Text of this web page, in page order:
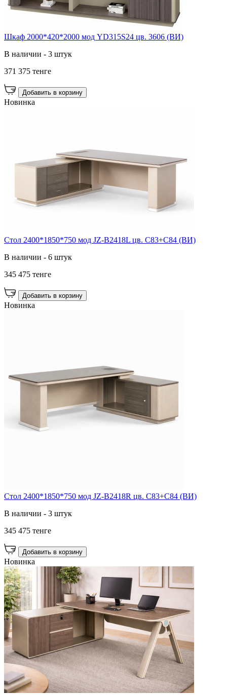
Шкаф 2000*420*2000 мод YD315S24 цв. 3606 (ВИ)
В наличии - 3 штук
371 375 тенге
Добавить в корзину
Новинка
Стол 2400*1850*750 мод JZ-B2418L цв. C83+C84 (ВИ)
В наличии - 6 штук
345 475 тенге
Добавить в корзину
Новинка
Стол 2400*1850*750 мод JZ-B2418R цв. C83+C84 (ВИ)
В наличии - 3 штук
345 475 тенге
Добавить в корзину
Новинка